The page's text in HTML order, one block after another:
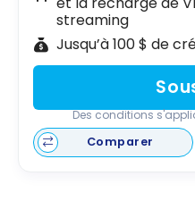
streaming
Jusqu’à 100 $ de
Des conditions
Comparer